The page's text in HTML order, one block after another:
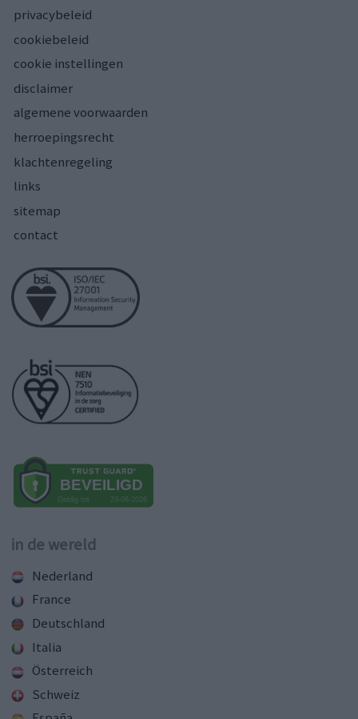
privacybeleid
cookiebeleid
cookie instellingen
disclaimer
algemene voorwaarden
herroepingsrecht
klachtenregeling
links
sitemap
contact
in de wereld
Nederland
France
Deutschland
Italia
Österreich
Schweiz